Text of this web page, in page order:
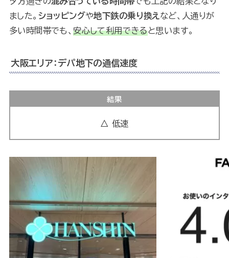
ました。 ショッピングや地下鉄の乗り換え など、人通りが
多い時間帯でも、安心して利用できると思います。
大阪エリア：デパ地下の通信速度
結果
△ 低速